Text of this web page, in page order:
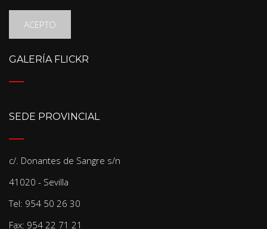
ACEPTO
GALERÍA FLICKR
SEDE PROVINCIAL
c/. Donantes de Sangre s/n
41020 - Sevilla
Tel: 954 50 26 30
Fax: 954 22 71 21